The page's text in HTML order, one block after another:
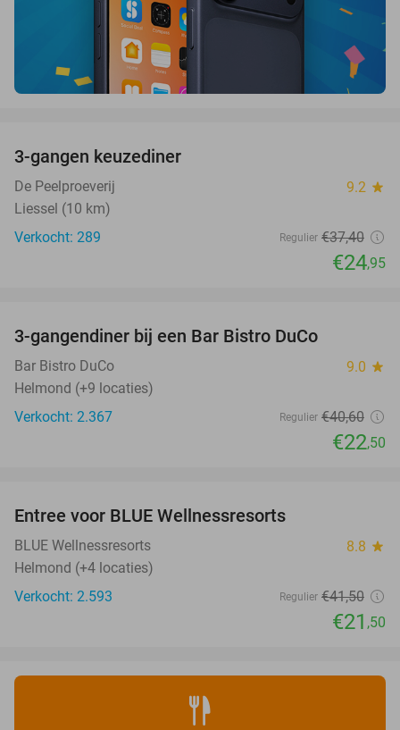
3-gangen keuzediner
De Peelproeverij 9.2 star
Liessel (10 km)
Verkocht: 289
Regulier €37,40
€24,95
3-gangendiner bij een Bar Bistro DuCo
Bar Bistro DuCo 9.0 star
Helmond (+9 locaties)
Verkocht: 2.367
Regulier €40,60
€22,50
Entree voor BLUE Wellnessresorts
BLUE Wellnessresorts 8.8 star
Helmond (+4 locaties)
Verkocht: 2.593
Regulier €41,50
€21 ,50